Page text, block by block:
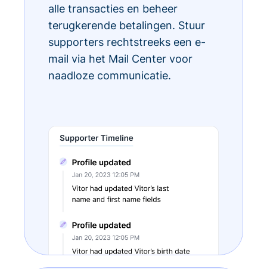
alle transacties en beheer
terugkerende betalingen. Stuur
supporters rechtstreeks een e-
mail via het Mail Center voor
naadloze communicatie.